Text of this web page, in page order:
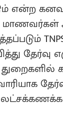
என்ற
தேர்வு